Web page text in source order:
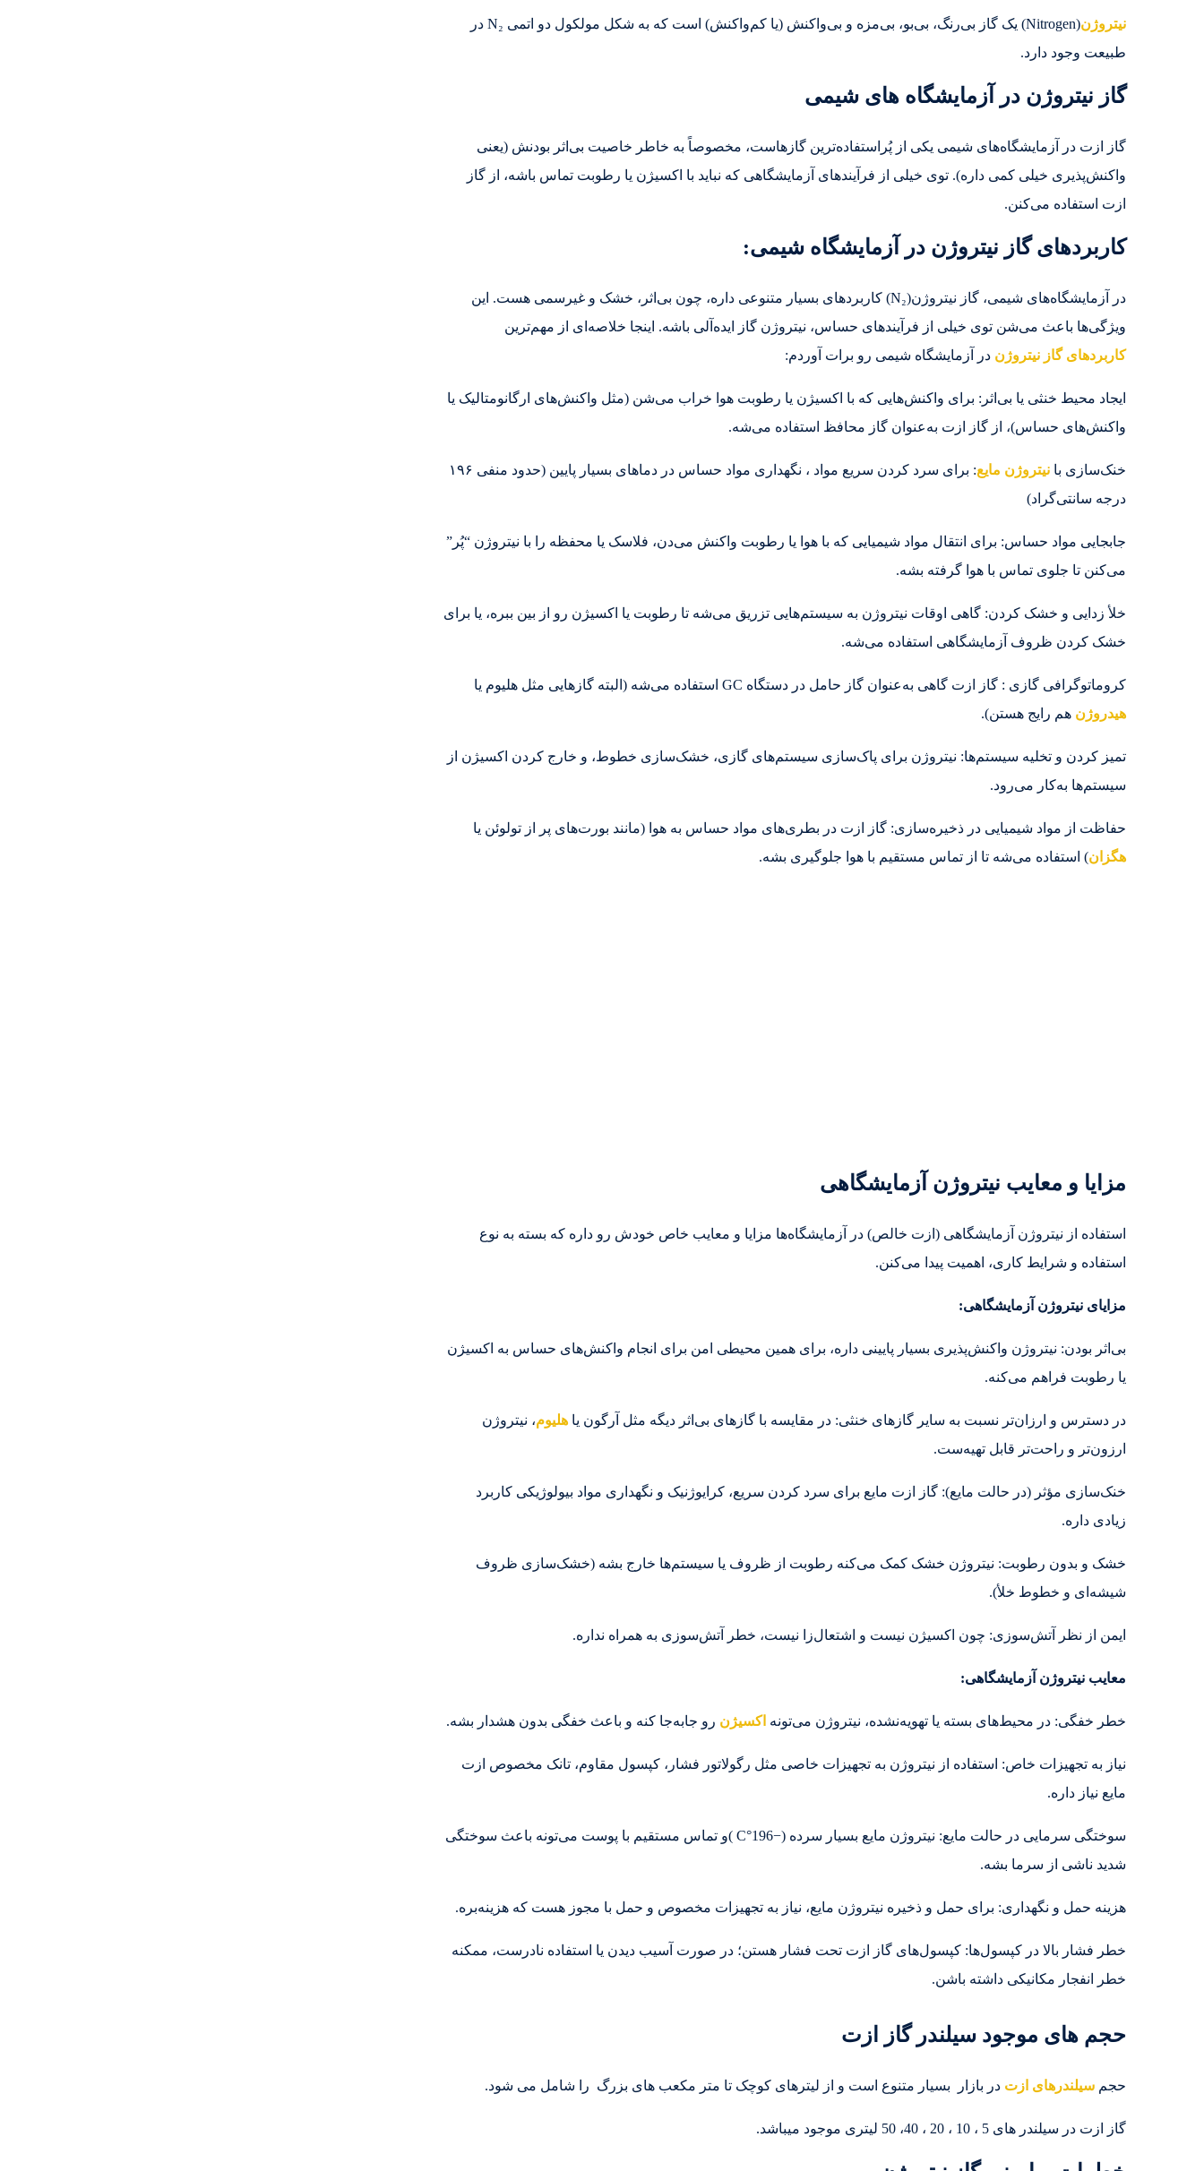
نیتروژن
(Nitrogen) یک گاز بی‌رنگ، بی‌بو، بی‌مزه و بی‌واکنش (یا کم‌واکنش) است که به شکل مولکول دو اتمی N₂ در
طبیعت وجود دارد.
گاز نیتروژن در آزمایشگاه های شیمی
گاز ازت در آزمایشگاه‌های شیمی یکی از پُراستفاده‌ترین گازهاست، مخصوصاً به خاطر خاصیت بی‌اثر بودنش (یعنی
واکنش‌پذیری خیلی کمی داره). توی خیلی از فرآیندهای آزمایشگاهی که نباید با اکسیژن یا رطوبت تماس باشه، از گاز
ازت استفاده می‌کنن.
کاربردهای گاز نیتروژن در آزمایشگاه شیمی:
در آزمایشگاه‌های شیمی، گاز نیتروژن(N₂) کاربردهای بسیار متنوعی داره، چون بی‌اثر، خشک و غیرسمی هست. این
ویژگی‌ها باعث می‌شن توی خیلی از فرآیندهای حساس، نیتروژن گاز ایده‌آلی باشه. اینجا خلاصه‌ای از مهم‌ترین
کاربردهای گاز نیتروژن در آزمایشگاه شیمی رو برات آوردم:
ایجاد محیط خنثی یا بی‌اثر: برای واکنش‌هایی که با اکسیژن یا رطوبت هوا خراب می‌شن (مثل واکنش‌های ارگانومتالیک یا
واکنش‌های حساس)، از گاز ازت به‌عنوان گاز محافظ استفاده می‌شه.
خنک‌سازی با نیتروژن مایع
: برای سرد کردن سریع مواد ، نگهداری مواد حساس در دماهای بسیار پایین (حدود منفی ۱۹۶
درجه سانتی‌گراد)
جابجایی مواد حساس: برای انتقال مواد شیمیایی که با هوا یا رطوبت واکنش می‌دن، فلاسک یا محفظه را با نیتروژن “پُر”
می‌کنن تا جلوی تماس با هوا گرفته بشه.
خلأ زدایی و خشک کردن: گاهی اوقات نیتروژن به سیستم‌هایی تزریق می‌شه تا رطوبت یا اکسیژن رو از بین ببره، یا برای
خشک کردن ظروف آزمایشگاهی استفاده می‌شه.
کروماتوگرافی گازی : گاز ازت گاهی به‌عنوان گاز حامل در دستگاه GC استفاده می‌شه (البته گازهایی مثل هلیوم یا
هیدروژن هم رایج هستن).
تمیز کردن و تخلیه سیستم‌ها: نیتروژن برای پاک‌سازی سیستم‌های گازی، خشک‌سازی خطوط، و خارج کردن اکسیژن از
سیستم‌ها به‌کار می‌رود.
حفاظت از مواد شیمیایی در ذخیره‌سازی: گاز ازت در بطری‌های مواد حساس به هوا (مانند بورت‌های پر از تولوئن یا
هگزان) استفاده می‌شه تا از تماس مستقیم با هوا جلوگیری بشه.
مزایا و معایب نیتروژن آزمایشگاهی
استفاده از نیتروژن آزمایشگاهی (ازت خالص) در آزمایشگاه‌ها مزایا و معایب خاص خودش رو داره که بسته به نوع
استفاده و شرایط کاری، اهمیت پیدا می‌کنن.
مزایای نیتروژن آزمایشگاهی:
بی‌اثر بودن: نیتروژن واکنش‌پذیری بسیار پایینی داره، برای همین محیطی امن برای انجام واکنش‌های حساس به اکسیژن
یا رطوبت فراهم می‌کنه.
در دسترس و ارزان‌تر نسبت به سایر گازهای خنثی: در مقایسه با گازهای بی‌اثر دیگه مثل آرگون یا هلیوم، نیتروژن
ارزون‌تر و راحت‌تر قابل تهیه‌ست.
خنک‌سازی مؤثر (در حالت مایع): گاز ازت مایع برای سرد کردن سریع، کرایوژنیک و نگهداری مواد بیولوژیکی کاربرد
زیادی داره.
خشک و بدون رطوبت: نیتروژن خشک کمک می‌کنه رطوبت از ظروف یا سیستم‌ها خارج بشه (خشک‌سازی ظروف
شیشه‌ای و خطوط خلأ).
ایمن از نظر آتش‌سوزی: چون اکسیژن نیست و اشتعال‌زا نیست، خطر آتش‌سوزی به همراه نداره.
معایب نیتروژن آزمایشگاهی:
خطر خفگی: در محیط‌های بسته یا تهویه‌نشده، نیتروژن می‌تونه اکسیژن رو جابه‌جا کنه و باعث خفگی بدون هشدار بشه.
نیاز به تجهیزات خاص: استفاده از نیتروژن به تجهیزات خاصی مثل رگولاتور فشار، کپسول مقاوم، تانک مخصوص ازت
مایع نیاز داره.
سوختگی سرمایی در حالت مایع: نیتروژن مایع بسیار سرده (−196°C )و تماس مستقیم با پوست می‌تونه باعث سوختگی
شدید ناشی از سرما بشه.
هزینه حمل و نگهداری: برای حمل و ذخیره نیتروژن مایع، نیاز به تجهیزات مخصوص و حمل با مجوز هست که هزینه‌بره.
خطر فشار بالا در کپسول‌ها: کپسول‌های گاز ازت تحت فشار هستن؛ در صورت آسیب دیدن یا استفاده نادرست، ممکنه
خطر انفجار مکانیکی داشته باشن.
حجم های موجود سیلندر گاز ازت
حجم سیلندرهای ازت در بازار بسیار متنوع است و از لیترهای کوچک تا متر مکعب های بزرگ را شامل می شود.
گاز ازت در سیلندر های 5 ، 10 ، 20 ، 40، 50 لیتری موجود میباشد.